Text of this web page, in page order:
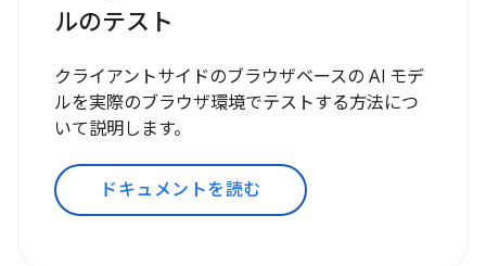
ルのテスト
クライアントサイドのブラウザベースの AI モデ
ルを実際のブラウザ環境でテストする方法につ
いて説明します。
ドキュメントを読む